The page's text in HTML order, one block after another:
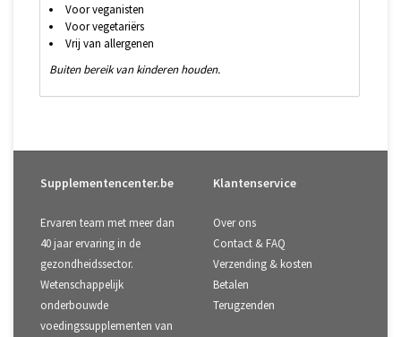
Voor veganisten
Voor vegetariërs
Vrij van allergenen
Buiten bereik van kinderen houden.
Supplementencenter.be
Ervaren team met meer dan
40 jaar ervaring in de
gezondheidssector.
Wetenschappelijk
onderbouwde
voedingssupplementen van
Klantenservice
Over ons
Contact & FAQ
Verzending & kosten
Betalen
Terugzenden